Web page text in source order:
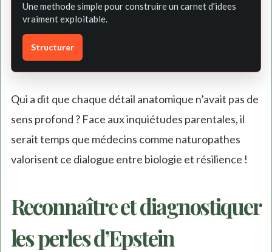
Une methode simple pour construire un carnet d'idees
vraiment exploitable.
Structurer
Qui a dit que chaque détail anatomique n’avait pas de
sens profond ? Face aux inquiétudes parentales, il
serait temps que médecins comme naturopathes
valorisent ce dialogue entre biologie et résilience !
Reconnaître et diagnostiquer
les perles d’Epstein